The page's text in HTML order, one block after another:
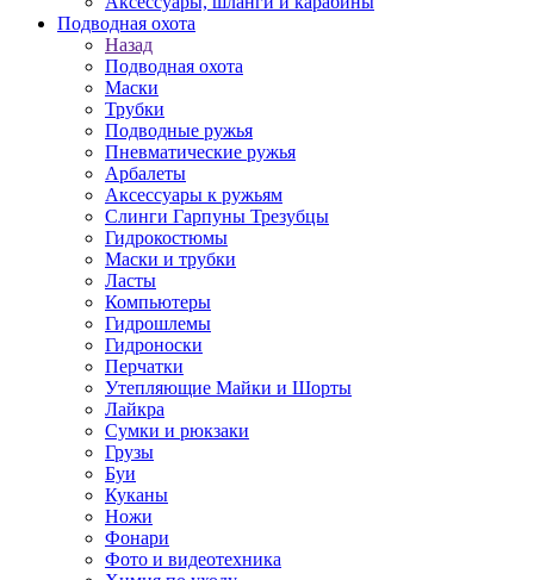
Подводная охота
Назад
Подводная охота
Маски
Трубки
Подводные ружья
Пневматические ружья
Арбалеты
Аксессуары к ружьям
Слинги Гарпуны Трезубцы
Гидрокостюмы
Маски и трубки
Ласты
Компьютеры
Гидрошлемы
Гидроноски
Перчатки
Утепляющие Майки и Шорты
Лайкра
Сумки и рюкзаки
Грузы
Буи
Куканы
Ножи
Фонари
Фото и видеотехника